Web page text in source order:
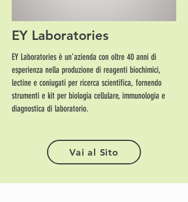
EY Laboratories
EY Laboratories è un’azienda con oltre 40 anni di
esperienza nella produzione di reagenti biochimici,
lectine e coniugati per ricerca scientifica, fornendo
strumenti e kit per biologia cellulare, immunologia e
diagnostica di laboratorio.
Vai al Sito